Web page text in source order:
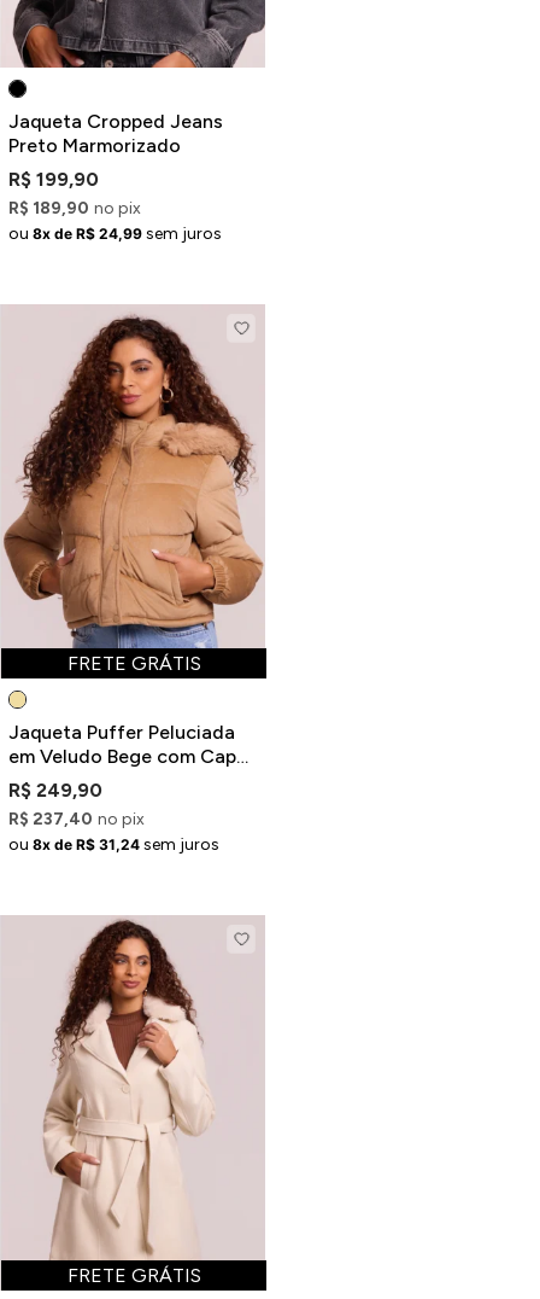
Jaqueta Cropped Jeans
Preto Marmorizado
R$ 199,90
R$ 189,90 no pix
ou 8x de R$ 24,99 sem juros
FRETE GRÁTIS
Jaqueta Puffer Peluciada
em Veludo Bege com Capuz
Removível
R$ 249,90
R$ 237,40 no pix
ou 8x de R$ 31,24 sem juros
FRETE GRÁTIS